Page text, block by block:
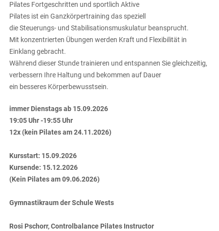
Pilates Fortgeschritten und sportlich Aktive
Pilates ist ein Ganzkörpertraining das speziell
die Steuerungs- und Stabilisationsmuskulatur beansprucht.
Mit konzentrierten Übungen werden Kraft und Flexibilität in
Einklang gebracht.
Während dieser Stunde trainieren und entspannen Sie gleichzeitig,
verbessern Ihre Haltung und bekommen auf Dauer
ein besseres Körperbewusstsein.
immer Dienstags ab 15.09.2026
19:05 Uhr -19:55 Uhr
12x (kein Pilates am 24.11.2026)
Kursstart: 15.09.2026
Kursende: 15.12.2026
(Kein Pilates am 09.06.2026)
Gymnastikraum der Schule Wests
Rosi Pschorr, Controlbalance Pilates Instructor